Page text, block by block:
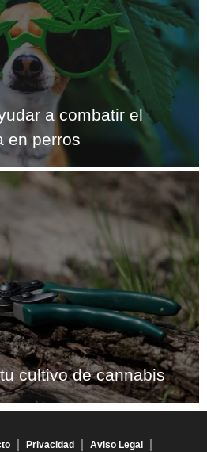
a combatir el
en perros
cultivo de cannabis
Privacidad Aviso Legal